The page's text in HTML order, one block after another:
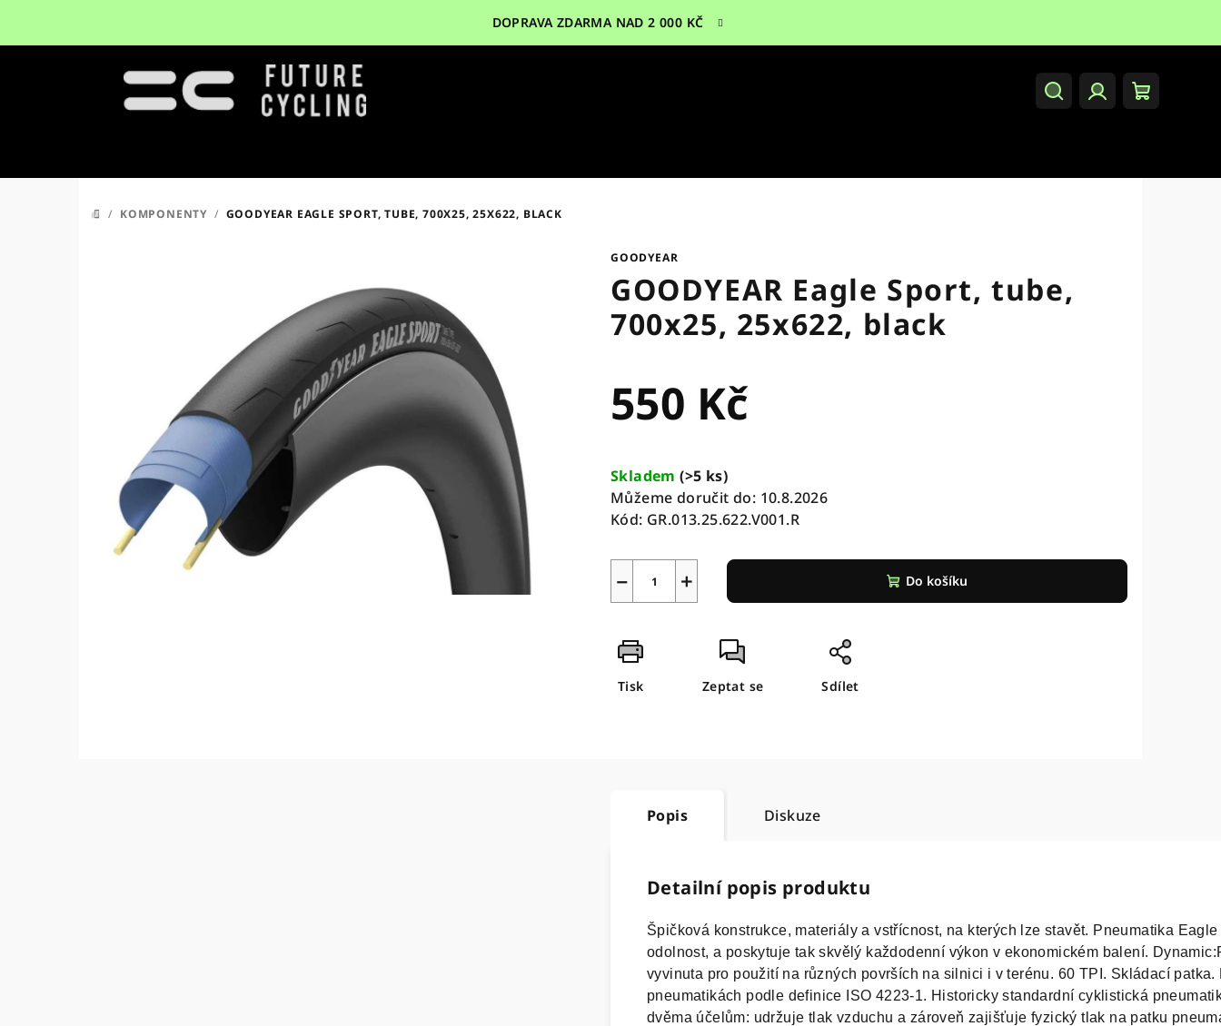
DOPRAVA ZDARMA NAD 2 000 KČ
HledatPřihlášeníNákupní
DOMŮ
/ KOMPONENTY / GOODYEAR EAGLE SPORT, TUBE, 700X25, 25X622, BLACK
GOODYEAR
GOODYEAR Eagle Sport, tube,
700x25, 25x622, black
550 Kč
cena:
Skladem(>5 ks)
Můžeme doručit do: 10.8.2026
Kód: GR.013.25.622.V001.R
+
− Do košíku
Tisk Zeptat se Sdílet
Popis Diskuze
Detailní popis produktu
Špičková konstrukce, materiály a vstřícnost, na kterých lze stavět. Pneumatika
odolnost, a poskytuje tak skvělý každodenní výkon v ekonomickém balení.
vyvinuta pro použití na různých površích na silnici i v terénu. 60 TPI. Skládací
pneumatikách podle definice ISO 4223-1. Historicky standardní cyklistická
dvěma účelům: udržuje tlak vzduchu a zároveň zajišťuje fyzický tlak na patku